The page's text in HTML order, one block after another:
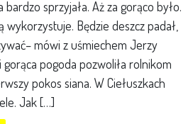
sprzyjała. Aż za gorąco było.
wykorzystuje. Będzie deszcz padał,
mówi z uśmiechem Jerzy
gorąca pogoda pozwoliła rolnikom
pokos siana. W Ciełuszkach
Jak […]